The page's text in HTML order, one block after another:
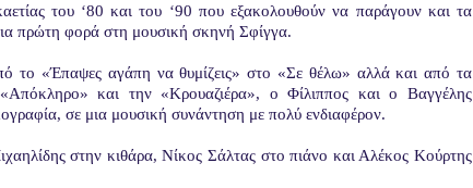
του ‘80 και του ‘90 που εξακολουθούν να παράγουν και τα
πρώτη φορά στη μουσική σκηνή Σφίγγα.
«Έπαψες αγάπη να θυμίζεις» στο «Σε θέλω» αλλά και από τα
και την «Κρουαζιέρα», ο Φίλιππος και ο Βαγγέλης
σε μια μουσική συνάντηση με πολύ ενδιαφέρον.
στην κιθάρα, Νίκος Σάλτας στο πιάνο και Αλέκος Κούρτης